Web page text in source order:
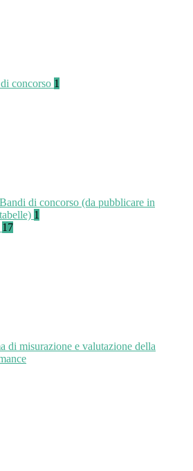
concorso 1
Bandi di concorso (da pubblicare in
tabelle) 1
17
di misurazione e valutazione della